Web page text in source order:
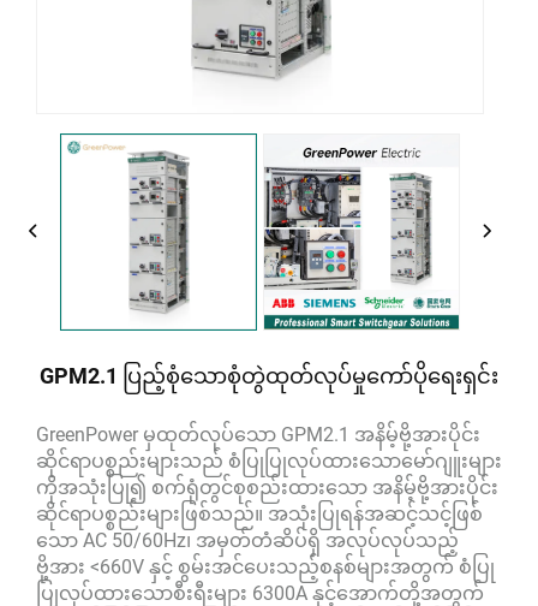
GPM2.1 ပြည့်စုံသောစုံတွဲထုတ်လုပ်မှုကော်ပိုရေးရှင်း
GreenPower မှထုတ်လုပ်သော GPM2.1 အနိမ့်ဗို့အားပိုင်း
ဆိုင်ရာပစ္စည်းများသည် စံပြုပြုလုပ်ထားသောမော်ဂျူးများ
ကိုအသုံးပြု၍ စက်ရုံတွင်စုစည်းထားသော အနိမ့်ဗို့အားပိုင်း
ဆိုင်ရာပစ္စည်းများဖြစ်သည်။ အသုံးပြုရန်အဆင့်သင့်ဖြစ်
သော AC 50/60Hz၊ အမှတ်တံဆိပ်ရှိ အလုပ်လုပ်သည့်
ဗို့အား <660V နှင့် စွမ်းအင်ပေးသည့်စနစ်များအတွက် စံပြု
ပြုလုပ်ထားသောစီးရီးများ 6300A နှင့်အောက်တို့အတွက်